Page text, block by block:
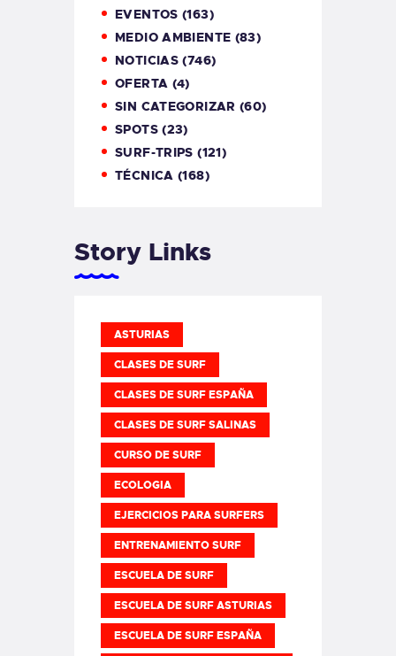
EVENTOS (163)
MEDIO AMBIENTE (83)
NOTICIAS (746)
OFERTA (4)
SIN CATEGORIZAR (60)
SPOTS(23)
SURF-TRIPS (121)
TÉCNICA (168)
Story Links
ASTURIAS
CLASES DE SURF
CLASES DE SURF ESPAÑA
CLASES DE SURF SALINAS
CURSO DE SURF
ECOLOGIA
EJERCICIOS PARA SURFERS
ENTRENAMIENTO SURF
ESCUELA DE SURF
ESCUELA DE SURF ASTURIAS
ESCUELA DE SURF ESPAÑA